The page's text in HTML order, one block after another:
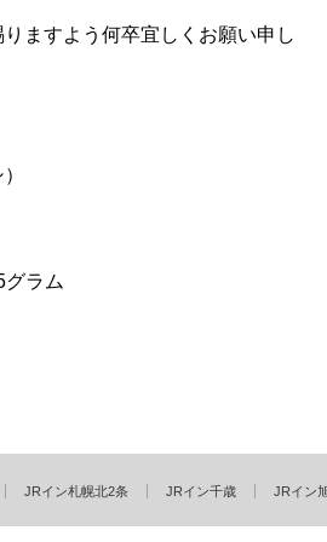
ますよう何卒宜しくお願い申し
ラム
JRイン札幌北2条 JRイン千歳 JRイン